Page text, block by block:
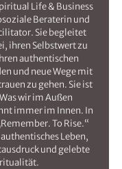
Life & Business
Beraterin und
Sie begleitet
ihren Selbstwert zu
authentischen
und neue Wege mit
zu gehen. Sie ist
wir im Außen
immer im Innen. In
To Rise.“
Leben,
und gelebte